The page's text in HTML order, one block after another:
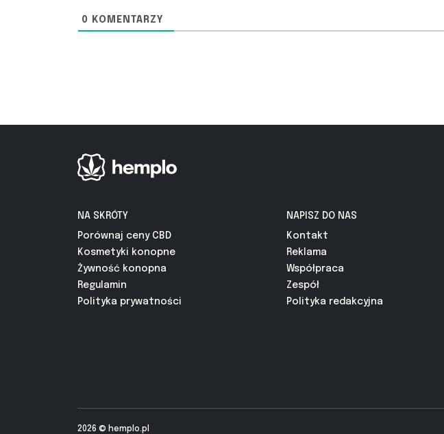
0 KOMENTARZY
NA SKRÓTY
Porównaj ceny CBD
Kosmetyki konopne
Żywność konopna
Regulamin
Polityka prywatności
NAPISZ DO NAS
Kontakt
Reklama
Współpraca
Zespół
Polityka redakcyjna
2026 © hemplo.pl